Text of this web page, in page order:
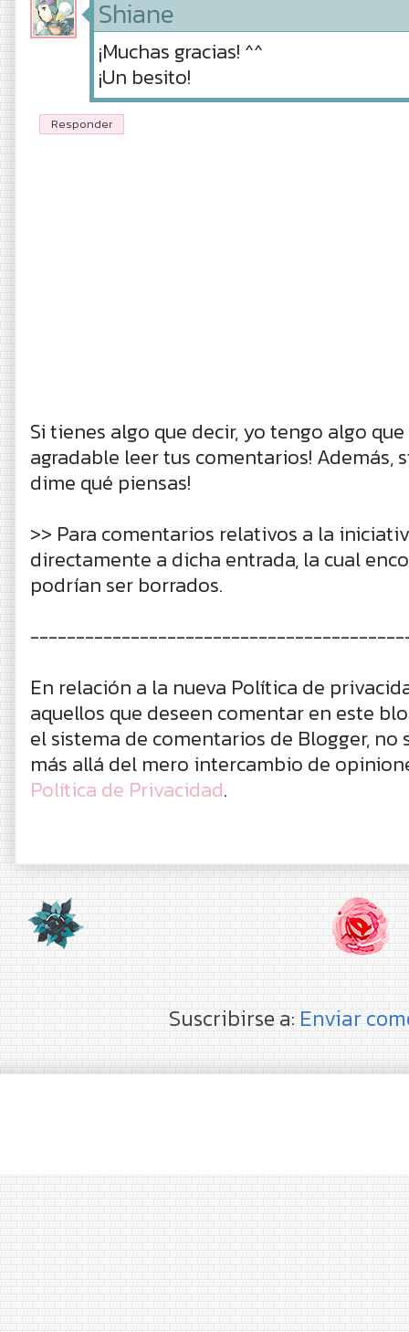
Shiane
¡Muchas gracias! ^^
¡Un besito!
Responder
Si tienes algo que decir, yo tengo algo que
agradable leer tus comentarios! Además,
dime qué piensas!
>> Para comentarios relativos a la
directamente a dicha entrada, la cual
podrían ser borrados.
En relación a la nueva Política de
aquellos que deseen comentar en este
el sistema de comentarios de Blogger,
más allá del mero intercambio de
Política de Privacidad.
Suscribirse a: Enviar